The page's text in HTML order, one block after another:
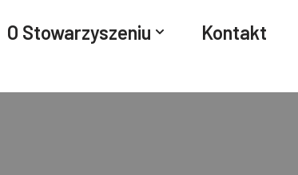
O Stowarzyszeniu Kontakt